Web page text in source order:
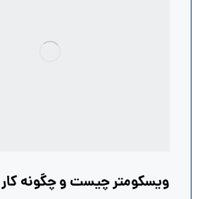
ویسکومتر چیست و چگونه